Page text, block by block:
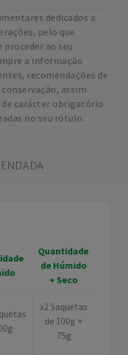
dedicados a
pelo que
proceder ao seu
a informação
recomendações de
assim
carácter obrigatório
no seu rótulo.
Quantidade
de Húmido
+ Seco
x2 Saquetas
de 100g +
75g